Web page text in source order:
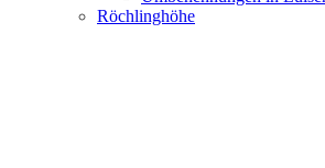
Röchlinghöhe